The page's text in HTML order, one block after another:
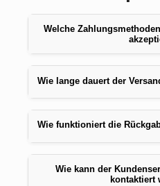
Welche
Wie lange dauert der
Wie funktioniert die
Wie kann der
kontaktiert